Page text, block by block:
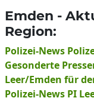
Emden -
Region:
Polizei-News
Gesonderte
Leer/Emden für
Polizei-News PI